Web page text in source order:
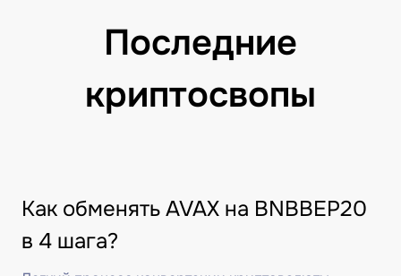
Последние
криптосвопы
Как обменять AVAX на BNBBEP20
в 4 шага?